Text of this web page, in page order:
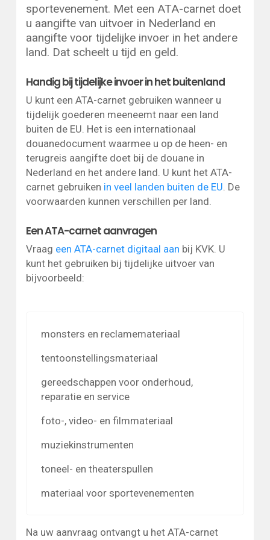
sportevenement. Met een ATA-carnet doet
u aangifte van uitvoer in Nederland en
aangifte voor tijdelijke invoer in het andere
land. Dat scheelt u tijd en geld.
Handig bij tijdelijke invoer in het buitenland
U kunt een ATA-carnet gebruiken wanneer u
tijdelijk goederen meeneemt naar een land
buiten de EU. Het is een internationaal
douanedocument waarmee u op de heen- en
terugreis aangifte doet bij de douane in
Nederland en het andere land. U kunt het ATA-
carnet gebruiken in veel landen buiten de EU . De
voorwaarden kunnen verschillen per land.
Een ATA-carnet aanvragen
Vraag een ATA-carnet digitaal aan bij KVK. U
kunt het gebruiken bij tijdelijke uitvoer van
bijvoorbeeld:
monsters en reclamemateriaal
tentoonstellingsmateriaal
gereedschappen voor onderhoud,
reparatie en service
foto-, video- en filmmateriaal
muziekinstrumenten
toneel- en theaterspullen
materiaal voor sportevenementen
Na uw aanvraag ontvangt u het ATA-carnet